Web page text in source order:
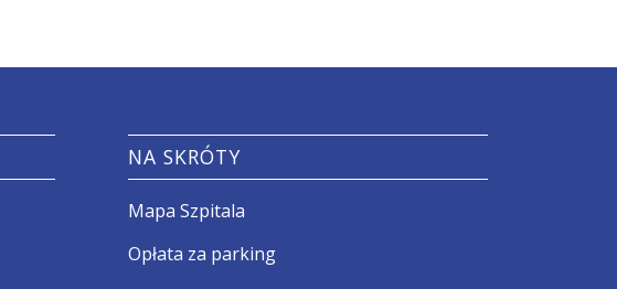
NA SKRÓTY
Mapa Szpitala
Opłata za parking